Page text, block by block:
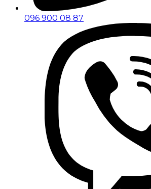
096 900 08 87